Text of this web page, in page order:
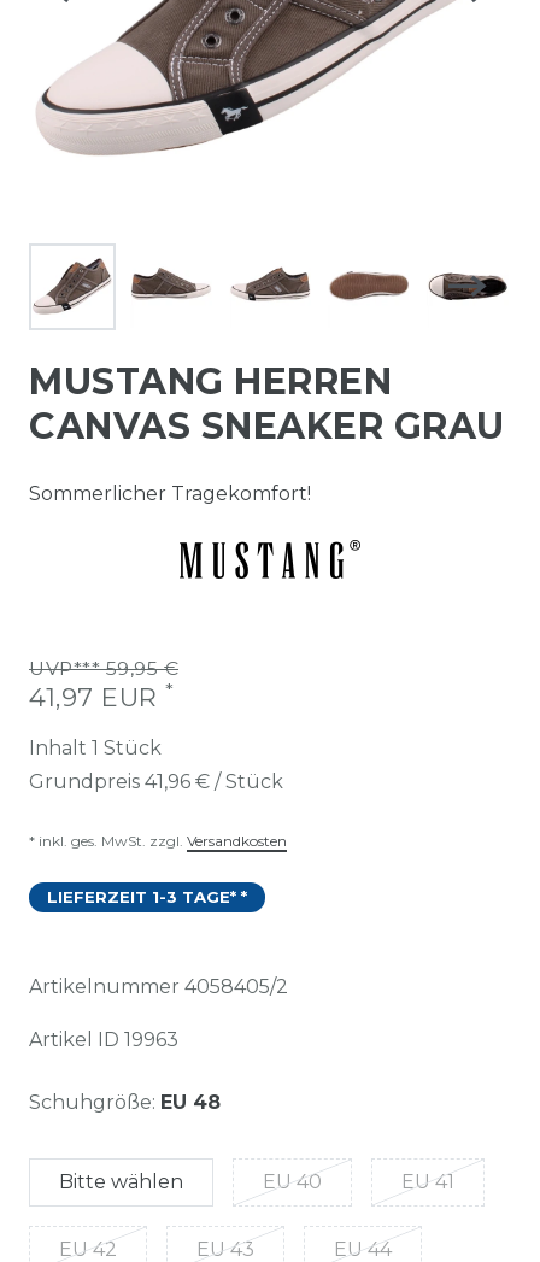
MUSTANG HERREN
CANVAS SNEAKER GRAU
Sommerlicher Tragekomfort!
UVP*** 59,95 €
41,97 EUR *
Inhalt 1 Stück
Grundpreis 41,96 € / Stück
* inkl. ges. MwSt. zzgl. Versandkosten
LIEFERZEIT 1-3 TAGE* *
Artikelnummer 4058405/2
Artikel ID 19963
Schuhgröße: EU 48
Bitte wählen EU 40 EU 41
EU 42 EU 43 EU 44